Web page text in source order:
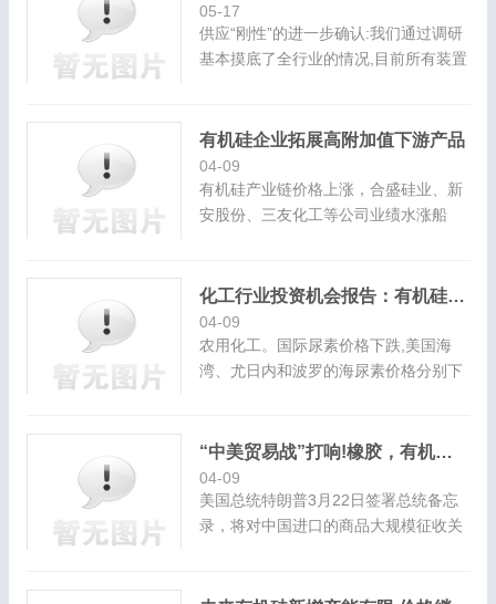
05-17
供应“刚性”的进一步确认:我们通过调研
基本摸底了全行业的情况,目前所有装置
年底之前全球大概率无新增产能,供给端
弹性已...
有机硅企业拓展高附加值下游产品
04-09
有机硅产业链价格上涨，合盛硅业、新
安股份、三友化工等公司业绩水涨船
纷加快向高附加值的下游产品拓展。
业绩...
化工行业投资机会报告：有机硅、纯碱价格上涨
04-09
农用化工。国际尿素价格下跌,美国海
湾、尤日内和波罗的海尿素价格分别下
0.3%至1890元/吨,四川和邦氯化铵和陕
西兴化硝酸铵价格分...
“中美贸易战”打响!橡胶，有机硅等原料市场或生变数
04-09
美国总统特朗普3月22日签署总统备忘
录，将对中国进口的商品大规模征收关